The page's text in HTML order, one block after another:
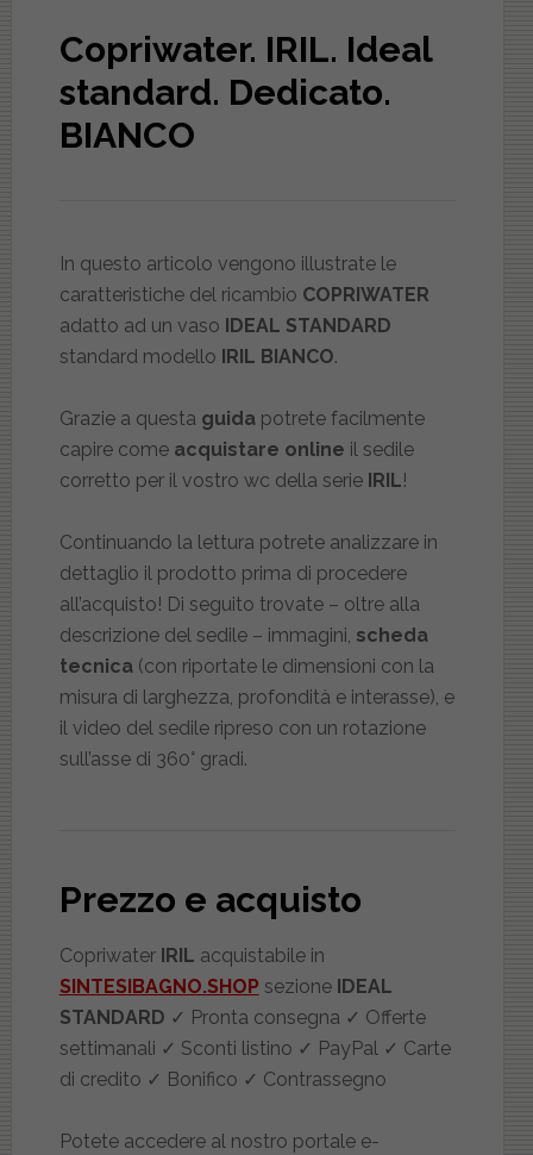
Copriwater. IRIL. Ideal
standard. Dedicato.
BIANCO
In questo articolo vengono illustrate le
caratteristiche del ricambio COPRIWATER
adatto ad un vaso IDEAL STANDARD
standard modello IRIL BIANCO.
Grazie a questa guidapotrete facilmente
capire come acquistare online il sedile
corretto per il vostro wc della serie IRIL!
Continuando la lettura potrete analizzare in
dettaglio il prodotto prima di procedere
all’acquisto! Di seguito trovate – oltre alla
descrizione del sedile – immagini, scheda
tecnica(con riportate le dimensioni con la
misura di larghezza, profondità e interasse), e
il video del sedile ripreso con un rotazione
sull’asse di 360° gradi.
Prezzo e acquisto
Copriwater IRIL acquistabile in
SINTESIBAGNO.SHOP sezione IDEAL
STANDARD ✓ Pronta consegna ✓ Offerte
settimanali ✓ Sconti listino ✓ PayPal ✓ Carte
di credito ✓ Bonifico ✓ Contrassegno
Potete accedere al nostro portale e-